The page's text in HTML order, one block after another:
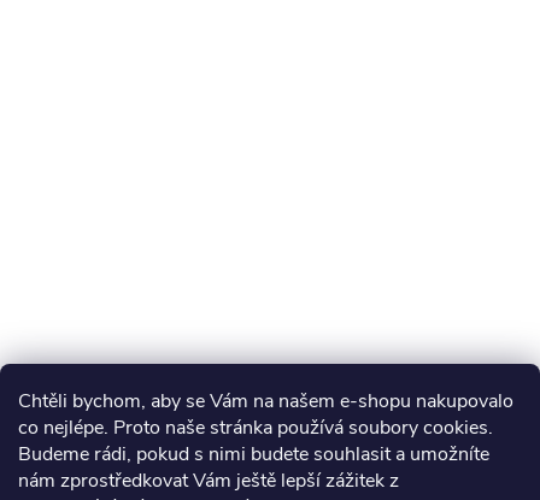
Chtěli bychom, aby se Vám na našem e-shopu nakupovalo
co nejlépe. Proto naše stránka používá soubory cookies.
Budeme rádi, pokud s nimi budete souhlasit a umožníte
nám zprostředkovat Vám ještě lepší zážitek z